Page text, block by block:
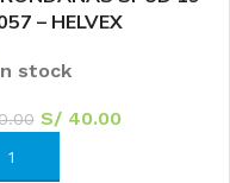
– HELVEX
stock
S/40.00
AL CARRITO